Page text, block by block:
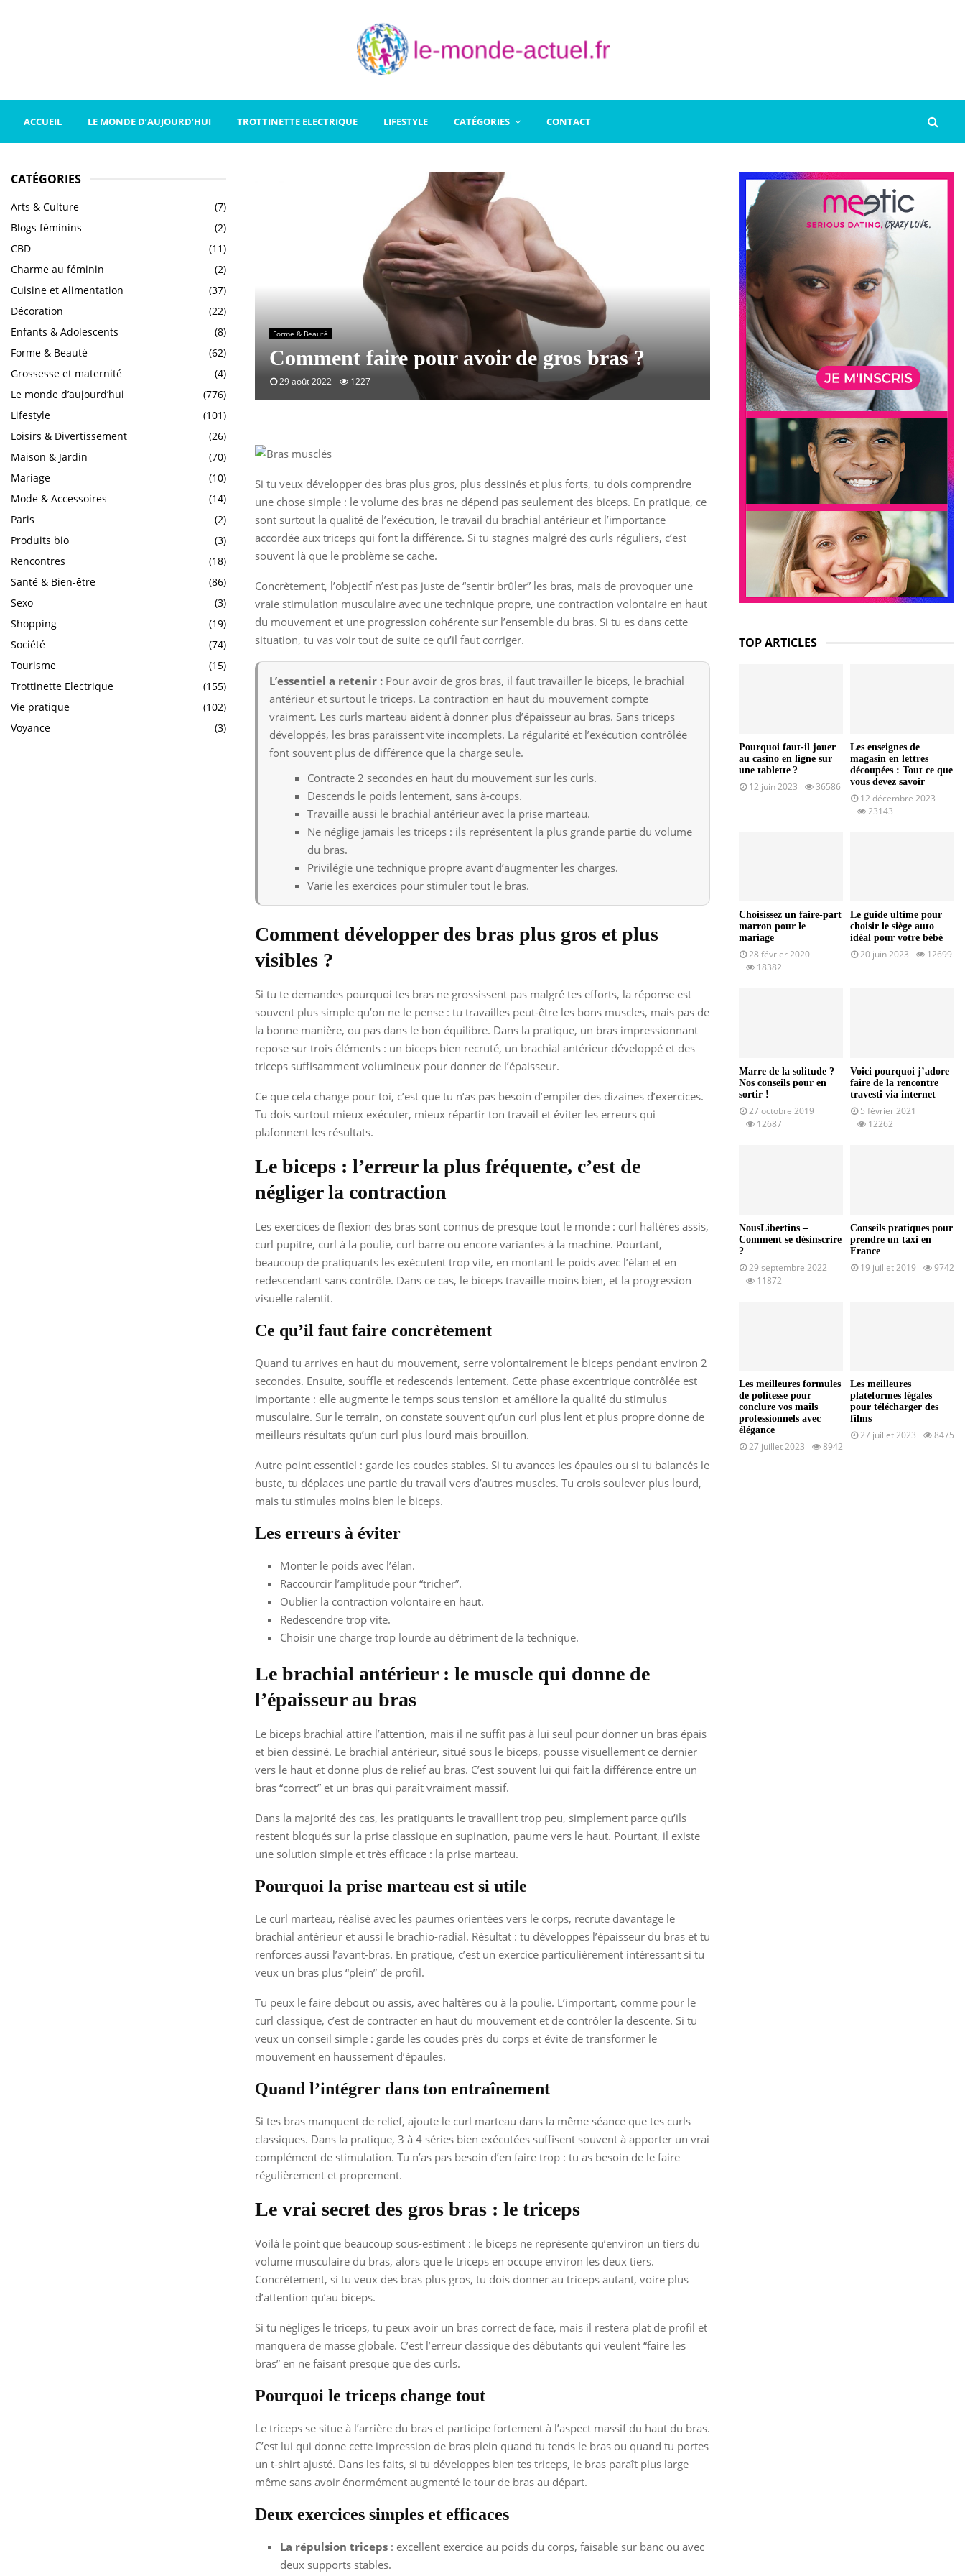
ACCUEIL LE MONDE D’AUJOURD’HUI TROTTINETTE ELECTRIQUE LIFESTYLE CATÉGORIES CONTACT
Forme & Beauté
Comment faire pour avoir de gros bras ?
29 août 2022 1227
Si tu veux développer des bras plus gros, plus dessinés et plus forts, tu dois comprendre
une chose simple : le volume des bras ne dépend pas seulement des biceps. En pratique, ce
sont surtout la qualité de l’exécution, le travail du brachial antérieur et l’importance
accordée aux triceps qui font la différence. Si tu stagnes malgré des curls réguliers, c’est
souvent là que le problème se cache.
Concrètement, l’objectif n’est pas juste de “sentir brûler” les bras, mais de provoquer une
vraie stimulation musculaire avec une technique propre, une contraction volontaire en haut
du mouvement et une progression cohérente sur l’ensemble du bras. Si tu es dans cette
situation, tu vas voir tout de suite ce qu’il faut corriger.
L’essentiel a retenir : Pour avoir de gros bras, il faut travailler le biceps, le brachial
antérieur et surtout le triceps. La contraction en haut du mouvement compte
vraiment. Les curls marteau aident à donner plus d’épaisseur au bras. Sans triceps
développés, les bras paraissent vite incomplets. La régularité et l’exécution contrôlée
font souvent plus de différence que la charge seule.
Contracte 2 secondes en haut du mouvement sur les curls.
Descends le poids lentement, sans à-coups.
Travaille aussi le brachial antérieur avec la prise marteau.
Ne néglige jamais les triceps : ils représentent la plus grande partie du volume
du bras.
Privilégie une technique propre avant d’augmenter les charges.
Varie les exercices pour stimuler tout le bras.
Comment développer des bras plus gros et plus
visibles ?
Si tu te demandes pourquoi tes bras ne grossissent pas malgré tes efforts, la réponse est
souvent plus simple qu’on ne le pense : tu travailles peut-être les bons muscles, mais pas de
la bonne manière, ou pas dans le bon équilibre. Dans la pratique, un bras impressionnant
repose sur trois éléments : un biceps bien recruté, un brachial antérieur développé et des
triceps suffisamment volumineux pour donner de l’épaisseur.
Ce que cela change pour toi, c’est que tu n’as pas besoin d’empiler des dizaines d’exercices.
Tu dois surtout mieux exécuter, mieux répartir ton travail et éviter les erreurs qui
plafonnent les résultats.
Le biceps : l’erreur la plus fréquente, c’est de
négliger la contraction
Les exercices de flexion des bras sont connus de presque tout le monde : curl haltères assis,
curl pupitre, curl à la poulie, curl barre ou encore variantes à la machine. Pourtant,
beaucoup de pratiquants les exécutent trop vite, en montant le poids avec l’élan et en
redescendant sans contrôle. Dans ce cas, le biceps travaille moins bien, et la progression
visuelle ralentit.
Ce qu’il faut faire concrètement
Quand tu arrives en haut du mouvement, serre volontairement le biceps pendant environ 2
secondes. Ensuite, souffle et redescends lentement. Cette phase excentrique contrôlée est
importante : elle augmente le temps sous tension et améliore la qualité du stimulus
musculaire. Sur le terrain, on constate souvent qu’un curl plus lent et plus propre donne de
meilleurs résultats qu’un curl plus lourd mais brouillon.
Autre point essentiel : garde les coudes stables. Si tu avances les épaules ou si tu balancés le
buste, tu déplaces une partie du travail vers d’autres muscles. Tu crois soulever plus lourd,
mais tu stimules moins bien le biceps.
Les erreurs à éviter
Monter le poids avec l’élan.
Raccourcir l’amplitude pour “tricher”.
Oublier la contraction volontaire en haut.
Redescendre trop vite.
Choisir une charge trop lourde au détriment de la technique.
Le brachial antérieur : le muscle qui donne de
l’épaisseur au bras
Le biceps brachial attire l’attention, mais il ne suffit pas à lui seul pour donner un bras épais
et bien dessiné. Le brachial antérieur, situé sous le biceps, pousse visuellement ce dernier
vers le haut et donne plus de relief au bras. C’est souvent lui qui fait la différence entre un
bras “correct” et un bras qui paraît vraiment massif.
Dans la majorité des cas, les pratiquants le travaillent trop peu, simplement parce qu’ils
restent bloqués sur la prise classique en supination, paume vers le haut. Pourtant, il existe
une solution simple et très efficace : la prise marteau.
Pourquoi la prise marteau est si utile
Le curl marteau, réalisé avec les paumes orientées vers le corps, recrute davantage le
brachial antérieur et aussi le brachio-radial. Résultat : tu développes l’épaisseur du bras et tu
renforces aussi l’avant-bras. En pratique, c’est un exercice particulièrement intéressant si tu
veux un bras plus “plein” de profil.
Tu peux le faire debout ou assis, avec haltères ou à la poulie. L’important, comme pour le
curl classique, c’est de contracter en haut du mouvement et de contrôler la descente. Si tu
veux un conseil simple : garde les coudes près du corps et évite de transformer le
mouvement en haussement d’épaules.
Quand l’intégrer dans ton entraînement
Si tes bras manquent de relief, ajoute le curl marteau dans la même séance que tes curls
classiques. Dans la pratique, 3 à 4 séries bien exécutées suffisent souvent à apporter un vrai
complément de stimulation. Tu n’as pas besoin d’en faire trop : tu as besoin de le faire
régulièrement et proprement.
Le vrai secret des gros bras : le triceps
Voilà le point que beaucoup sous-estiment : le biceps ne représente qu’environ un tiers du
volume musculaire du bras, alors que le triceps en occupe environ les deux tiers.
Concrètement, si tu veux des bras plus gros, tu dois donner au triceps autant, voire plus
d’attention qu’au biceps.
Si tu négliges le triceps, tu peux avoir un bras correct de face, mais il restera plat de profil et
manquera de masse globale. C’est l’erreur classique des débutants qui veulent “faire les
bras” en ne faisant presque que des curls.
Pourquoi le triceps change tout
Le triceps se situe à l’arrière du bras et participe fortement à l’aspect massif du haut du bras.
C’est lui qui donne cette impression de bras plein quand tu tends le bras ou quand tu portes
un t-shirt ajusté. Dans les faits, si tu développes bien tes triceps, le bras paraît plus large
même sans avoir énormément augmenté le tour de bras au départ.
Deux exercices simples et efficaces
La répulsion triceps : excellent exercice au poids du corps, faisable sur banc ou avec
deux supports stables.
CATÉGORIES
Arts & Culture
(7)
Blogs féminins
(2)
CBD
(11)
Charme au féminin
(2)
Cuisine et Alimentation
(37)
Décoration
(22)
Enfants & Adolescents
(8)
Forme & Beauté
(62)
Grossesse et maternité
(4)
Le monde d’aujourd’hui
(776)
Lifestyle
(101)
Loisirs & Divertissement
(26)
Maison & Jardin
(70)
Mariage
(10)
Mode & Accessoires
(14)
Paris
(2)
Produits bio
(3)
Rencontres
(18)
Santé & Bien-être
(86)
Sexo
(3)
Shopping
(19)
Société
(74)
Tourisme
(15)
Trottinette Electrique
(155)
Vie pratique
(102)
Voyance
(3)
TOP ARTICLES
Pourquoi faut-il jouer
au casino en ligne sur
une tablette ?
12 juin 2023 36586
Les enseignes de
magasin en lettres
découpées : Tout ce que
vous devez savoir
12 décembre 2023
23143
Choisissez un faire-part
marron pour le
mariage
28 février 2020
18382
Le guide ultime pour
choisir le siège auto
idéal pour votre bébé
20 juin 2023 12699
Marre de la solitude ?
Nos conseils pour en
sortir !
27 octobre 2019
12687
Voici pourquoi j’adore
faire de la rencontre
travesti via internet
5 février 2021
12262
NousLibertins –
Comment se désinscrire
?
29 septembre 2022
11872
Conseils pratiques pour
prendre un taxi en
France
19 juillet 2019 9742
Les meilleures formules
de politesse pour
conclure vos mails
professionnels avec
élégance
27 juillet 2023 8942
Les meilleures
plateformes légales
pour télécharger des
films
27 juillet 2023 8475